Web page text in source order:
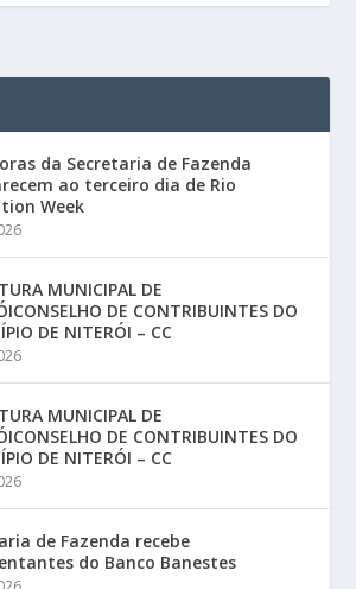
da Secretaria de Fazenda
ao terceiro dia de Rio
Week
MUNICIPAL DE
DE CONTRIBUINTES DO
DE NITERÓI – CC
MUNICIPAL DE
DE CONTRIBUINTES DO
DE NITERÓI – CC
de Fazenda recebe
do Banco Banestes